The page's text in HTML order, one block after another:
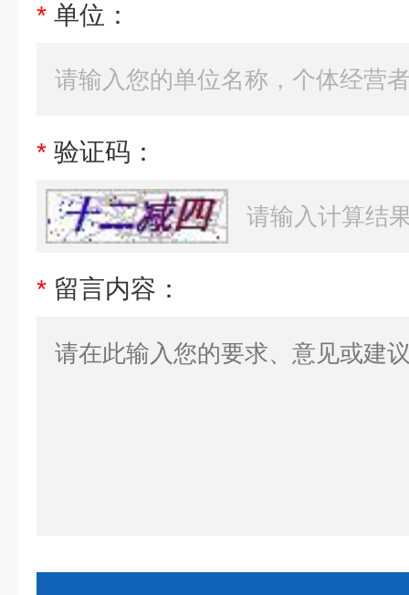
* 单位：
* 验证码：
* 留言内容：